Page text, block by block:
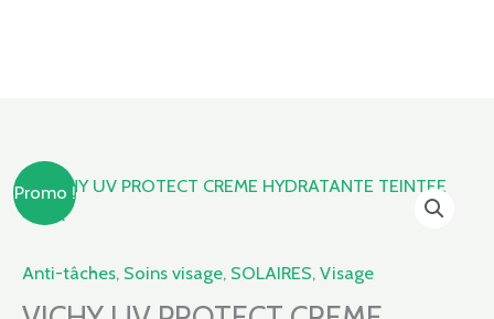
Promo !
Anti-tâches, Soins visage, SOLAIRES, Visage
Le
était :
277,00 Dhs.
Le
est :
199,80 Dhs.
quantité
de
UV